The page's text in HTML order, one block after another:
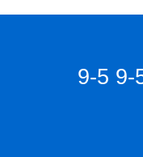
9-5 9-